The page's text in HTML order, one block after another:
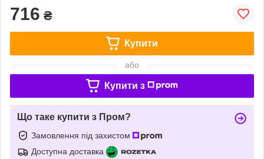
716 ₴
Купити
або
Купити з
Що таке купити з Пром?
Замовлення під захистом
Доступна доставка